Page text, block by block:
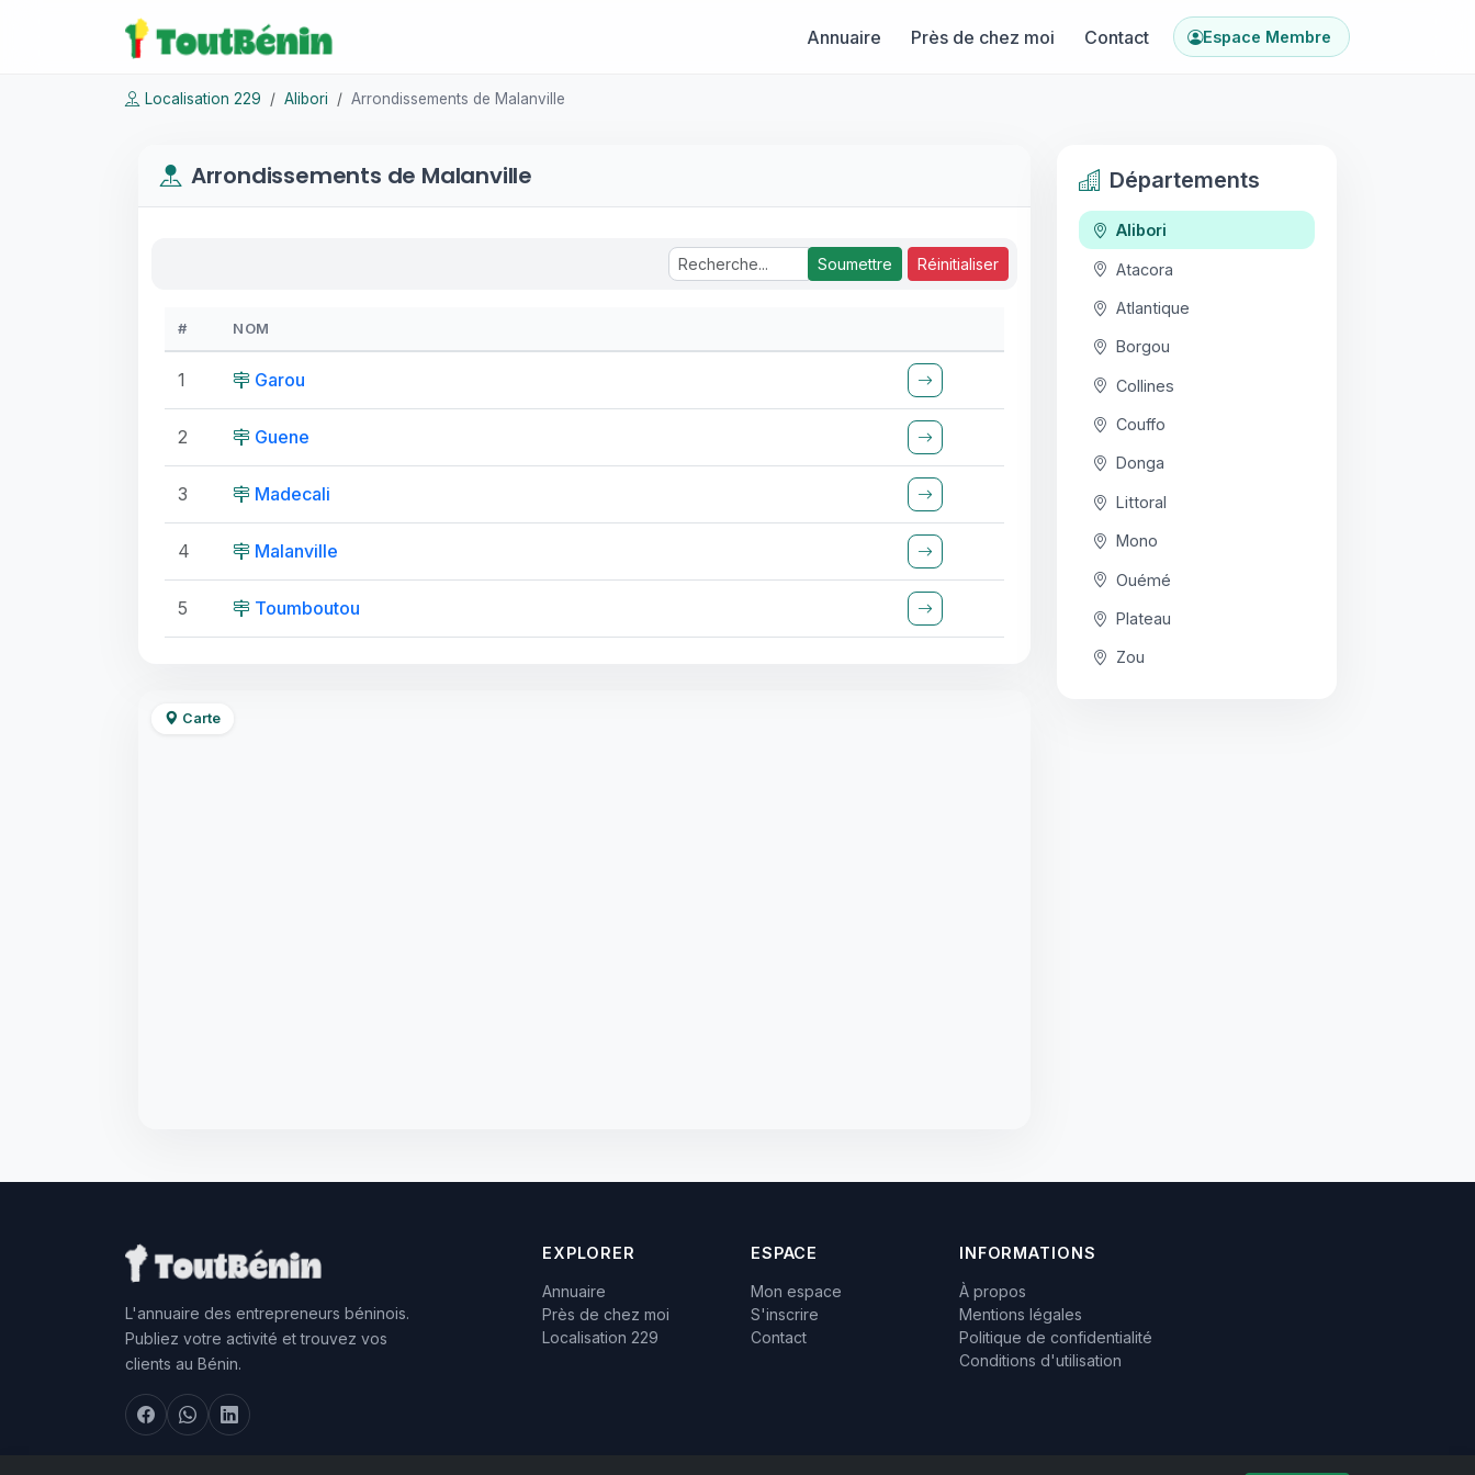
Annuaire Près de chez moi Contact Espace Membre
Localisation 229 Alibori Arrondissements de Malanville
Arrondissements de Malanville
Soumettre Réinitialiser
# NOM
1 Garou
2 Guene
3 Madecali
4 Malanville
5 Toumboutou
Carte
Départements
Alibori
Atacora
Atlantique
Borgou
Collines
Couffo
Donga
Littoral
Mono
Ouémé
Plateau
Zou
L'annuaire des entrepreneurs béninois.
Publiez votre activité et trouvez vos
clients au Bénin.
EXPLORER
Annuaire
Près de chez moi
Localisation 229
ESPACE
Mon espace
S'inscrire
Contact
INFORMATIONS
À propos
Mentions légales
Politique de confidentialité
Conditions d'utilisation